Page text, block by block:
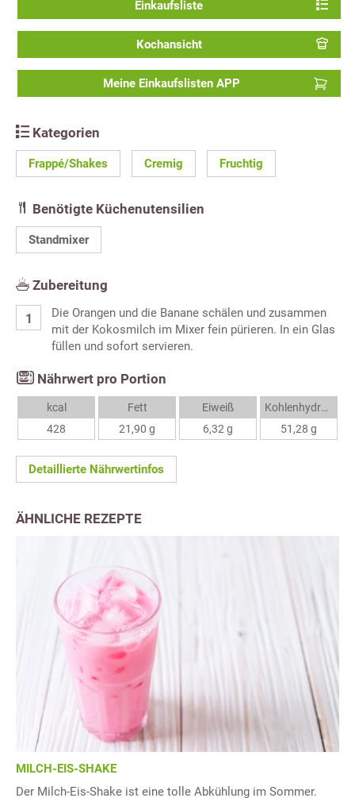
Einkaufsliste
Kochansicht
Meine Einkaufslisten APP
Kategorien
Frappé/Shakes Cremig Fruchtig
Benötigte Küchenutensilien
Standmixer
Zubereitung
Die Orangen und die Banane schälen und zusammen
mit der Kokosmilch im Mixer fein pürieren. In ein Glas
füllen und sofort servieren.
Nährwert pro Portion
kcal
428
Fett
21,90 g
Eiweiß
6,32 g
Kohlenhydrate
51,28 g
Detaillierte Nährwertinfos
ÄHNLICHE REZEPTE
MILCH-EIS-SHAKE
Der Milch-Eis-Shake ist eine tolle Abkühlung im Sommer.